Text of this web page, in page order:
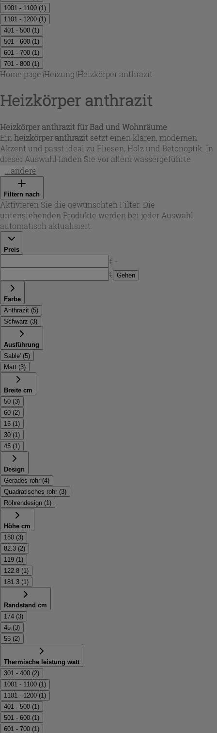
1001 - 1100 (1)
1101 - 1200 (1)
401 - 500 (1)
501 - 600 (1)
601 - 700 (1)
701 - 800 (1)
Home page\Heizung\Heizkörper anthrazit
Heizkörper anthrazit
Heizkörper anthrazit für Bad und Wohnräume
Ein heizkörper anthrazit setzt einen klaren, modernen
Akzent und passt ideal zu Fliesen, Holz und Betonoptik. In
dieser Auswahl finden Sie vor allem wassergeführte
Designlösungen aus robustem Stahl mit gleichmäßiger
Wärmeabgabe. Die Oberfläche in Anthrazit – teils
sandgestrahlt – wirkt hochwertig und ist zugleich
alltagstauglich. Je nach Modell stehen unterschiedliche
Leistungsbereiche zur Verfügung, von kompakten
Varianten für kleinere Bäder bis zu größeren
Ausführungen, die auch in geräumigen Bereichen
Raumgröße, gewünschter Optik und Heizbedarf.
...andere
Filtern nach
Aktivieren Sie die gewünschten Filter. Die
untenstehenden Produkte werden bei jeder Auswahl
automatisch aktualisiert.
Preis
€ -
€ Gehen
Farbe
Anthrazit (5)
Schwarz (3)
Ausführung
Sable' (5)
Matt (3)
Breite cm
50 (3)
60 (2)
15 (1 )
30 (1 )
45 (1 )
Design
Gerades rohr (4)
Quadratisches rohr (3)
Röhrendesign (1 )
Höhe cm
180 (3)
82.3 (2)
119 (1 )
122.8 (1 )
181.3 (1 )
Randstand cm
174 (3)
45 (3)
55 (2)
Thermische leistung watt
301 - 400 (2)
1001 - 1100 (1 )
1101 - 1200 (1 )
401 - 500 (1 )
501 - 600 (1 )
601 - 700 (1 )